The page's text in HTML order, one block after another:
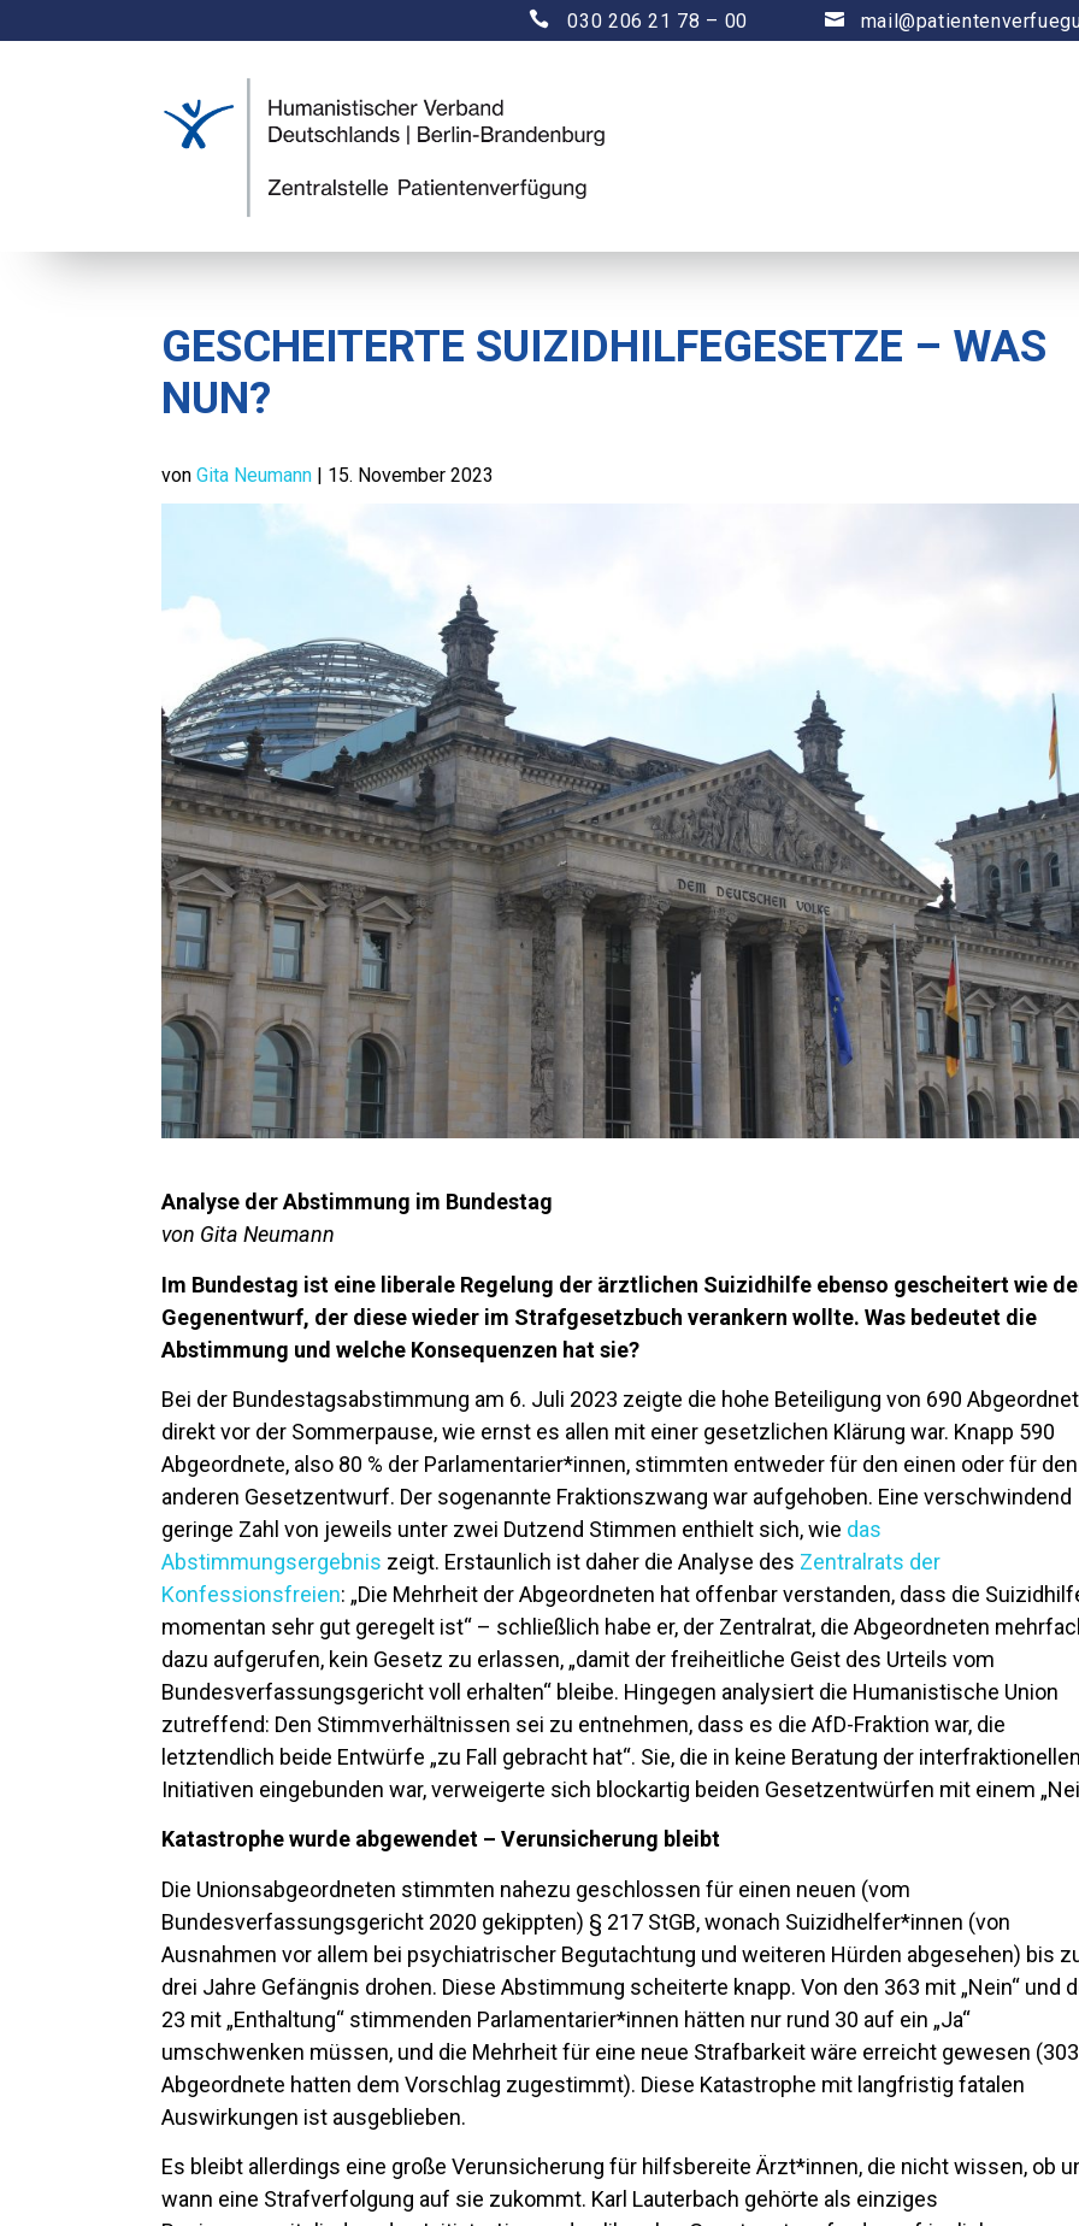
 030 206 21 78 – 00 
GESCHEITERTE SUIZIDHILFEGESETZE – WAS
NUN?
vonGita Neumann | 15. November 2023
Analyse der Abstimmung im Bundestag
von Gita Neumann
Im Bundestag ist eine liberale Regelung der ärztlichen Suizidhilfe ebenso gescheitert wie
Gegenentwurf, der diese wieder im Strafgesetzbuch verankern wollte. Was bedeutet die
Abstimmung und welche Konsequenzen hat sie?
Bei der Bundestagsabstimmung am 6. Juli 2023 zeigte die hohe Beteiligung von 690
direkt vor der Sommerpause, wie ernst es allen mit einer gesetzlichen Klärung war. Knapp 590
Abgeordnete, also 80 % der Parlamentarier*innen, stimmten entweder für den einen oder für den
anderen Gesetzentwurf. Der sogenannte Fraktionszwang war aufgehoben. Eine verschwindend
geringe Zahl von jeweils unter zwei Dutzend Stimmen enthielt sich, wie das
Abstimmungsergebnis zeigt. Erstaunlich ist daher die Analyse des Zentralrats der
Konfessionsfreien: „Die Mehrheit der Abgeordneten hat offenbar verstanden, dass die
momentan sehr gut geregelt ist“ – schließlich habe er, der Zentralrat, die Abgeordneten
dazu aufgerufen, kein Gesetz zu erlassen, „damit der freiheitliche Geist des Urteils vom
Bundesverfassungsgericht voll erhalten“ bleibe. Hingegen analysiert die Humanistische Union
zutreffend: Den Stimmverhältnissen sei zu entnehmen, dass es die AfD-Fraktion war, die
letztendlich beide Entwürfe „zu Fall gebracht hat“. Sie, die in keine Beratung der interfraktionellen
Initiativen eingebunden war, verweigerte sich blockartig beiden Gesetzentwürfen mit einem
Katastrophe wurde abgewendet – Verunsicherung bleibt
Die Unionsabgeordneten stimmten nahezu geschlossen für einen neuen (vom
Bundesverfassungsgericht 2020 gekippten) § 217 StGB, wonach Suizidhelfer*innen (von
Ausnahmen vor allem bei psychiatrischer Begutachtung und weiteren Hürden abgesehen) bis
drei Jahre Gefängnis drohen. Diese Abstimmung scheiterte knapp. Von den 363 mit „Nein“ und
23 mit „Enthaltung“ stimmenden Parlamentarier*innen hätten nur rund 30 auf ein „Ja“
umschwenken müssen, und die Mehrheit für eine neue Strafbarkeit wäre erreicht gewesen (303
Abgeordnete hatten dem Vorschlag zugestimmt). Diese Katastrophe mit langfristig fatalen
Auswirkungen ist ausgeblieben.
Es bleibt allerdings eine große Verunsicherung für hilfsbereite Ärzt*innen, die nicht wissen, ob
wann eine Strafverfolgung auf sie zukommt. Karl Lauterbach gehörte als einziges